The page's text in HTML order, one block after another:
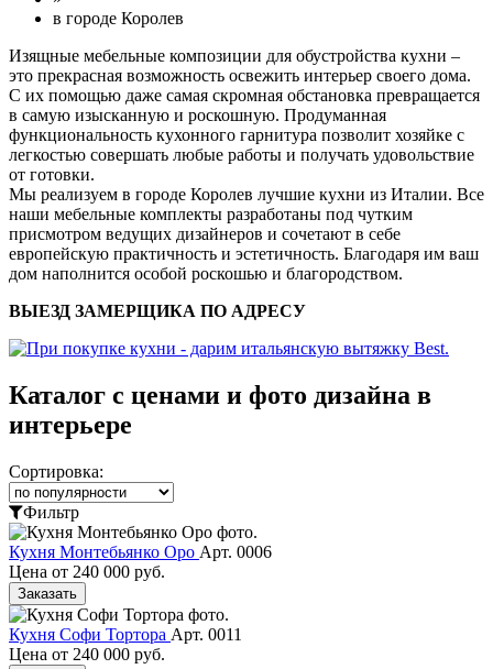
в городе Королев
Изящные мебельные композиции для обустройства кухни –
это прекрасная возможность освежить интерьер своего дома.
С их помощью даже самая скромная обстановка превращается
в самую изысканную и роскошную. Продуманная
функциональность кухонного гарнитура позволит хозяйке с
легкостью совершать любые работы и получать удовольствие
от готовки.
Мы реализуем в городе Королев лучшие кухни из Италии. Все
наши мебельные комплекты разработаны под чутким
присмотром ведущих дизайнеров и сочетают в себе
европейскую практичность и эстетичность. Благодаря им ваш
дом наполнится особой роскошью и благородством.
ВЫЕЗД ЗАМЕРЩИКА ПО АДРЕСУ
Каталог с ценами и фото дизайна в
интерьере
Сортировка:
Фильтр
Кухня Монтебьянко Оро Арт. 0006
Цена от 240 000 руб.
Заказать
Кухня Софи Тортора Арт. 0011
Цена от 240 000 руб.